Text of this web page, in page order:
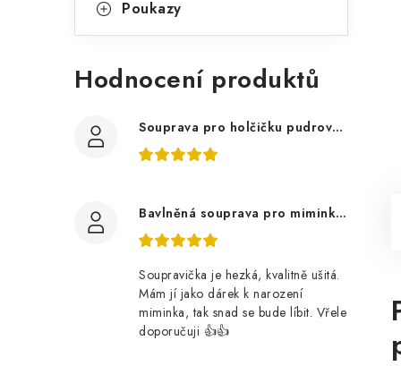
Poukazy
Hodnocení produktů
Souprava pro holčičku pudrově růžová, ptáčci květy
Bavlněná souprava pro miminko, zvířátka v lese
Soupravička je hezká, kvalitně ušitá.
Mám jí jako dárek k narození
miminka, tak snad se bude líbit. Vřele
doporučuji 👍👍